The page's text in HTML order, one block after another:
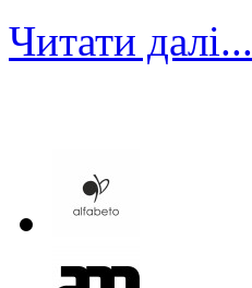
Читати далі...